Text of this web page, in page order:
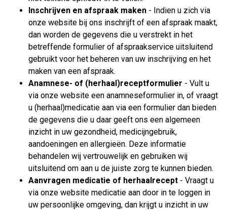
Inschrijven en afspraak maken - Indien u zich via
onze website bij ons inschrijft of een afspraak maakt,
dan worden de gegevens die u verstrekt in het
betreffende formulier of afspraakservice uitsluitend
gebruikt voor het beheren van uw inschrijving en het
maken van een afspraak.
Anamnese- of (herhaal)receptformulier - Vult u
via onze website een anamneseformulier in, of vraagt
u (herhaal)medicatie aan via een formulier dan bieden
de gegevens die u daar geeft ons een algemeen
inzicht in uw gezondheid, medicijngebruik,
aandoeningen en allergieën. Deze informatie
behandelen wij vertrouwelijk en gebruiken wij
uitsluitend om aan u de juiste zorg te kunnen bieden.
Aanvragen medicatie of herhaalrecept - Vraagt u
via onze website medicatie aan door in te loggen in
uw persoonlijke omgeving, dan krijgt u inzicht in uw